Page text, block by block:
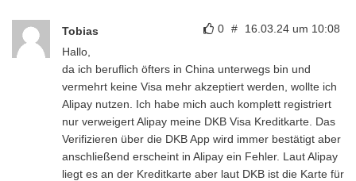
0 # 16.03.24 um 10:08
Tobias
Hallo,
da ich beruflich öfters in China unterwegs bin und
vermehrt keine Visa mehr akzeptiert werden, wollte ich
Alipay nutzen. Ich habe mich auch komplett registriert
nur verweigert Alipay meine DKB Visa Kreditkarte. Das
Verifizieren über die DKB App wird immer bestätigt aber
anschließend erscheint in Alipay ein Fehler. Laut Alipay
liegt es an der Kreditkarte aber laut DKB ist die Karte für